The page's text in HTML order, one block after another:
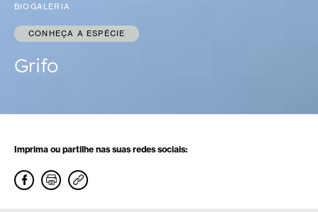
BIOGALERIA
CONHEÇA A ESPÉCIE
Grifo
Imprima ou partilhe nas suas redes sociais: